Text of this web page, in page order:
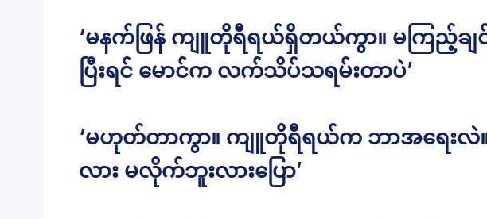
‘မနက်ဖြန် ကျူတိုရီရယ်ရှိတယ်ကွာ။ မကြည့်ချင်
ပြီးရင် မောင်က လက်သိပ်သရမ်းတာပဲ’
‘မဟုတ်တာကွာ။ ကျူတိုရီရယ်က ဘာအရေးလဲ
လား မလိုက်ဘူးလားပြော’